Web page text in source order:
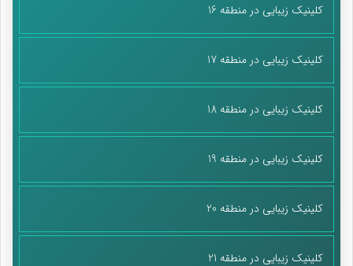
کلینیک زیبایی در منطقه 16
کلینیک زیبایی در منطقه 17
کلینیک زیبایی در منطقه 18
کلینیک زیبایی در منطقه 19
کلینیک زیبایی در منطقه 20
کلینیک زیبایی در منطقه 21